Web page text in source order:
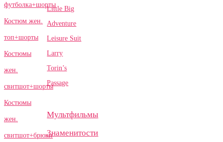
футболка+шорты
Костюм жен.
топ+шорты
Костюмы
жен.
свитшот+шорты
Костюмы
жен.
свитшот+брюки
Little Big
Adventure
Leisure Suit
Larry
Torin’s
Passage
Мультфильмы
Знаменитости